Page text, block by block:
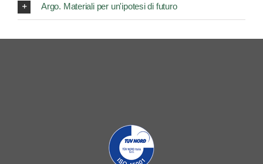
Argo. Materiali per un'ipotesi di futuro